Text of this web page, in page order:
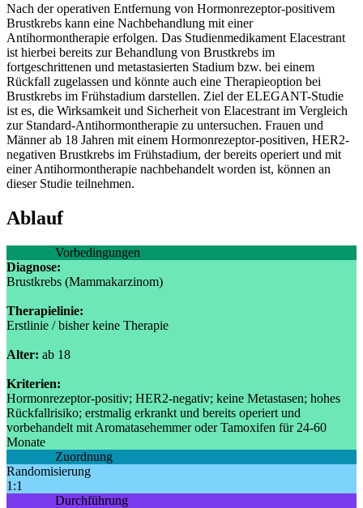
Nach der operativen Entfernung von Hormonrezeptor-positivem
Brustkrebs kann eine Nachbehandlung mit einer
Antihormontherapie erfolgen. Das Studienmedikament Elacestrant
ist hierbei bereits zur Behandlung von Brustkrebs im
fortgeschrittenen und metastasierten Stadium bzw. bei einem
Rückfall zugelassen und könnte auch eine Therapieoption bei
Brustkrebs im Frühstadium darstellen. Ziel der ELEGANT-Studie
ist es, die Wirksamkeit und Sicherheit von Elacestrant im Vergleich
zur Standard-Antihormontherapie zu untersuchen. Frauen und
Männer ab 18 Jahren mit einem Hormonrezeptor-positiven, HER2-
negativen Brustkrebs im Frühstadium, der bereits operiert und mit
einer Antihormontherapie nachbehandelt worden ist, können an
dieser Studie teilnehmen.
Ablauf
Vorbedingungen
Diagnose:
Brustkrebs (Mammakarzinom)
Therapielinie:
Erstlinie / bisher keine Therapie
Alter: ab 18
Kriterien:
Hormonrezeptor-positiv; HER2-negativ; keine Metastasen; hohes
Rückfallrisiko; erstmalig erkrankt und bereits operiert und
vorbehandelt mit Aromatasehemmer oder Tamoxifen für 24-60
Monate
Zuordnung
Randomisierung
1:1
Durchführung